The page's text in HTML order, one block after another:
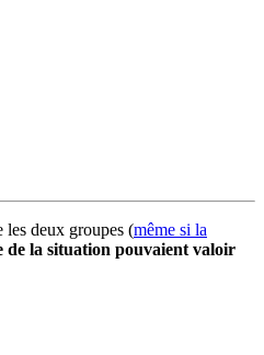
deux groupes (même si la
de la situation pouvaient valoir